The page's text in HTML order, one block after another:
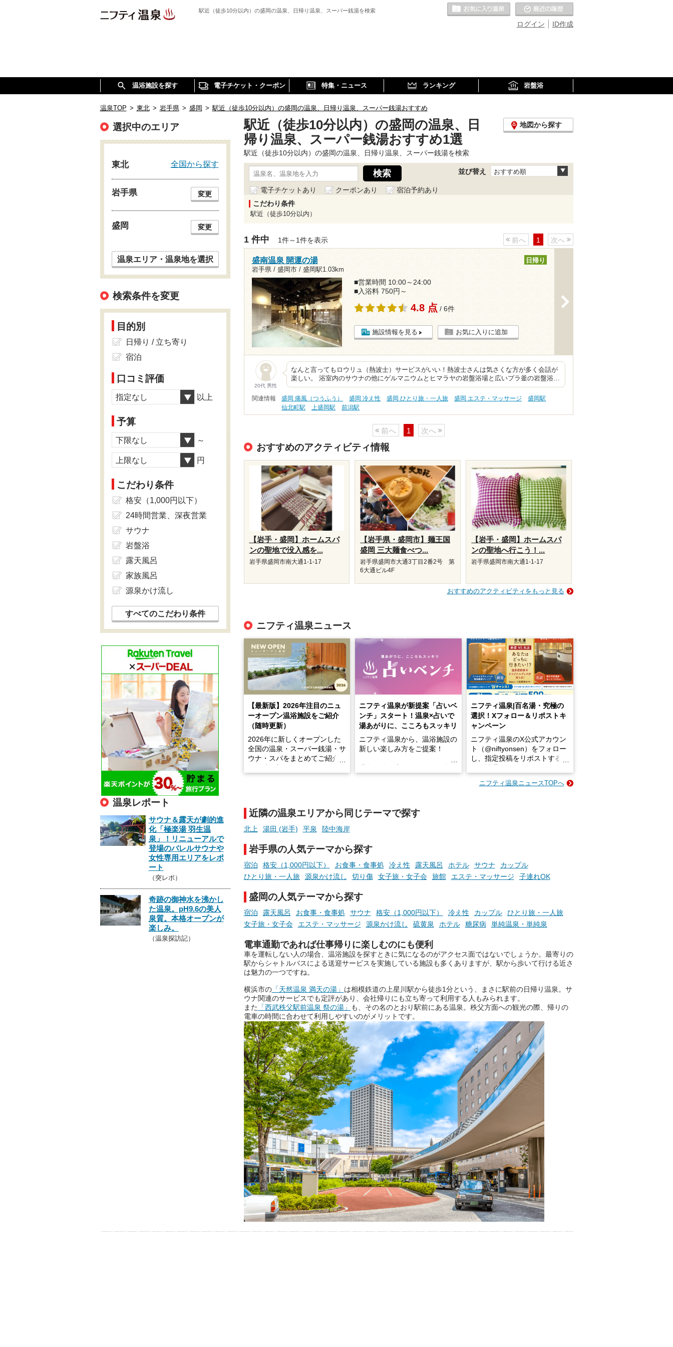
駅近（徒歩10分以内）の盛岡の温泉、日帰り温泉、スーパー銭湯を検索
ID作成
ログイン
お気に入りの温泉
温浴施設を探す 電子チケット・クーポン 特集・ニュース ランキング 岩盤浴
温泉TOP > 東北 > 岩手県 > 盛岡 > 駅近（徒歩10分以内）の盛岡の温泉、日帰り温泉、スーパー銭湯おすすめ
駅近（徒歩10分以内）の盛岡の温泉、日
帰り温泉、スーパー銭湯おすすめ1選
地図から探す
駅近（徒歩10分以内）の盛岡の温泉、日帰り温泉、スーパー銭湯を検索
並び替え おすすめ順
電子チケットあり クーポンあり
宿泊予約あり
こだわり条件
駅近（徒歩10分以内）
1 件中 1件～1件を表示 前へ 1 次へ
盛南温泉 開運の湯
岩手県 / 盛岡市 / 盛岡駅1.03km
日帰り
■営業時間 10:00～24:00
■入浴料 750円～
4.8 点 / 6件
施設情報を見る お気に入りに追加
20代 男性
なんと言ってもロウリュ（熱波士）サービスがいい！熱波士さんは気さくな方が多く会話が
楽しい。 浴室内のサウナの他にゲルマニウムとヒマラヤの岩盤浴場と広いプラ釜の岩盤浴…
関連情報 盛岡 痛風（つうふう） 盛岡 冷え性 盛岡 ひとり旅・一人旅 盛岡 エステ・マッサージ
盛岡駅
仙北町駅
上盛岡駅 前潟駅
前へ 1 次へ
おすすめのアクティビティ情報
【岩手・盛岡】ホームスパ
ンの聖地で没入感を...
岩手県盛岡市南大通1-1-17
【岩手県・盛岡市】麺王国
盛岡 三大麺食べつ...
岩手県盛岡市大通3丁目2番2号 第
6大通ビル4F
【岩手・盛岡】ホームスパ
ンの聖地へ行こう！...
岩手県盛岡市南大通1-1-17
おすすめのアクティビティをもっと見る
ニフティ温泉ニュース
【最新版】2026年注目のニュ
ーオープン温浴施設をご紹介
（随時更新）
2026年に新しくオープンした
全国の温泉・スーパー銭湯・サ
ウナ・スパをまとめてご紹介！
います。
現地取材記事もあわせて紹介し
ていますので、気になる施設は
ぜひチェックして次のおでかけ
先の参考にしてみてください
ね。
ニフティ温泉が新提案「占いベ
ンチ」スタート！温泉×占いで
湯あがりに、こころもスッキリ
ニフティ温泉から、温浴施設の
新しい楽しみ方をご提案！
手相やタロットなど気軽に楽し
ニフティ温泉|百名湯・究極の
選択！Xフォロー＆リポストキ
ャンペーン
ニフティ温泉のX公式アカウン
ト（@niftyonsen）をフォロー
し、指定投稿をリポストする
GIFT500円分をプレゼントい
ニフティ温泉ニュースTOPへ
近隣の温泉エリアから同じテーマで探す
北上 湯田 (岩手) 平泉 陸中海岸
岩手県の人気テーマから探す
宿泊 格安（1,000円以下） お食事・食事処 冷え性 露天風呂 ホテル サウナ
カップル
ひとり旅・一人旅
源泉かけ流し 切り傷 女子旅・女子会 旅館 エステ・マッサージ 子連れOK
盛岡の人気テーマから探す
宿泊 露天風呂 お食事・食事処 サウナ 格安（1,000円以下） 冷え性 カップル
ひとり旅・一人旅
女子旅・女子会
エステ・マッサージ 源泉かけ流し 硫黄泉 ホテル 糖尿病 単純温泉・単純泉
電車通勤であれば仕事帰りに楽しむのにも便利
車を運転しない人の場合、温浴施設を探すときに気になるのがアクセス面ではないでしょうか。最寄りの
駅からシャトルバスによる送迎サービスを実施している施設も多くありますが、駅から歩いて行ける近さ
は魅力の一つですね。
横浜市の「天然温泉 満天の湯」 は相模鉄道の上星川駅から徒歩1分という、まさに駅前の日帰り温泉。サ
ウナ関連のサービスでも定評があり、会社帰りにも立ち寄って利用する人もみられます。
また 「西武秩父駅前温泉 祭の湯」
も、その名のとおり駅前にある温泉。秩父方面への観光の際、帰りの
電車の時間に合わせて利用しやすいのがメリットです。
選択中のエリア
東北 全国から探す
岩手県 変更
盛岡 変更
温泉エリア・温泉地を選択
検索条件を変更
目的別
日帰り / 立ち寄り
宿泊
口コミ評価
指定なし 以上
予算
下限なし ～
上限なし 円
こだわり条件
格安（1,000円以下）
24時間営業、深夜営業
サウナ
岩盤浴
露天風呂
家族風呂
源泉かけ流し
すべてのこだわり条件
温泉レポート
サウナ＆露天が劇的進
化「極楽湯 羽生温
泉」！リニューアルで
登場のバレルサウナや
女性専用エリアをレポ
ート
（突レポ）
奇跡の御神水を沸かし
た温泉。pH9.6の美人
泉質。本格オープンが
楽しみ。
（温泉探訪記）